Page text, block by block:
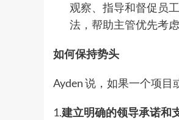
观察、指导和督促员
法，帮助主管优先考
如何保持势头
Ayden 说，如果一个项目
1.建立明确的领导承诺和